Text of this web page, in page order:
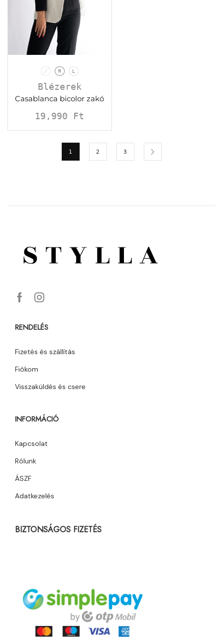
M L
Blézerek
Casablanca bicolor zakó
19,990 Ft
1 2 3
RENDELÉS
Fizetés és szállítás
Fiókom
Visszaküldés és csere
INFORMÁCIÓ
Kapcsolat
Rólunk
ÁSZF
Adatkezelés
BIZTONSÁGOS FIZETÉS